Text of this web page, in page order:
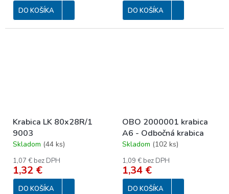
DO KOŠÍKA DO KOŠÍKA
Krabica LK 80x28R/1
9003
Skladom (44 ks)
1,07 € bez DPH
1,32 €
DO KOŠÍKA
OBO 2000001 krabica
A6 - Odbočná krabica
Skladom (102 ks)
1,09 € bez DPH
1,34 €
DO KOŠÍKA